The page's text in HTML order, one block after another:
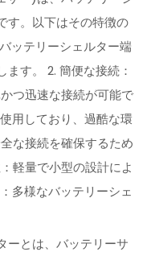
す。以下はその特徴の
ッテリーシェルター端
す。 2. 簡便な接続：
つ迅速な接続が可能で
用しており、過酷な環
な接続を確保するため
軽量で小型の設計によ
多様なバッテリーシェ
ーとは、バッテリーサ